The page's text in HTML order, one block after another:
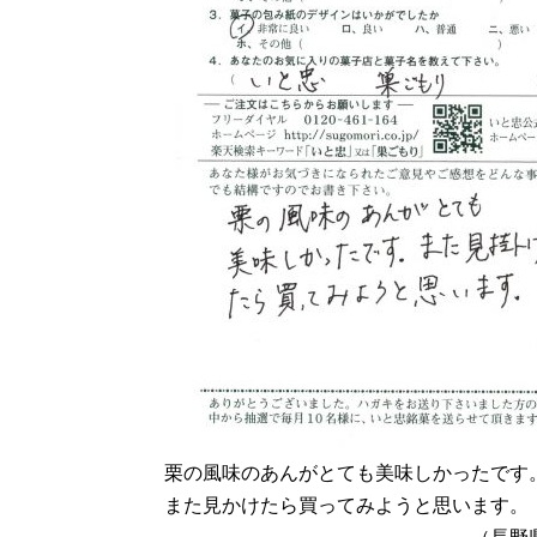
栗の風味のあんがとても美味しかったです
また見かけたら買ってみようと思います。